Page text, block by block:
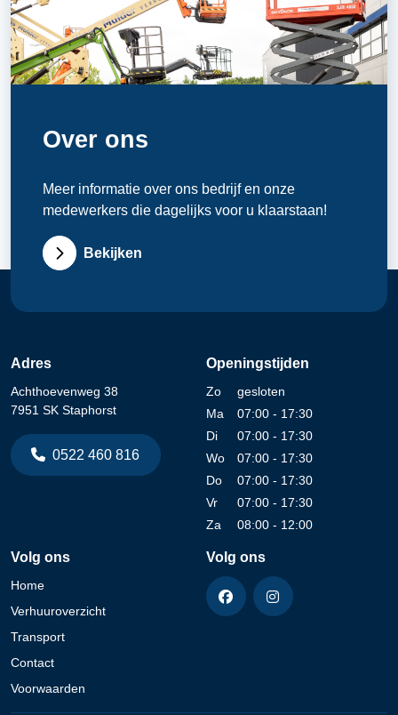
Over ons
Meer informatie over ons bedrijf en onze
medewerkers die dagelijks voor u klaarstaan!
Bekijken
Adres
Achthoevenweg 38
7951 SK Staphorst
0522 460 816
Openingstijden
Zo
gesloten
Ma
07:00 - 17:30
Di
07:00 - 17:30
Wo
07:00 - 17:30
Do
07:00 - 17:30
Vr
07:00 - 17:30
Za
08:00 - 12:00
Volg ons
Home
Verhuuroverzicht
Transport
Contact
Voorwaarden
Volg ons